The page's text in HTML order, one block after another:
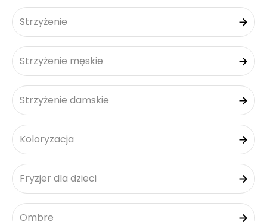
Strzyżenie
Strzyżenie męskie
Strzyżenie damskie
Koloryzacja
Fryzjer dla dzieci
Ombre